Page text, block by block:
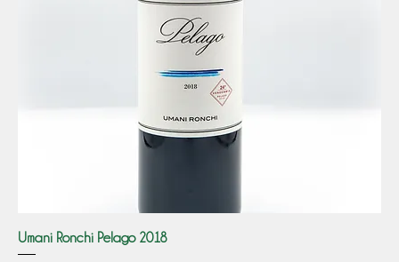
Umani Ronchi Pelago 2018